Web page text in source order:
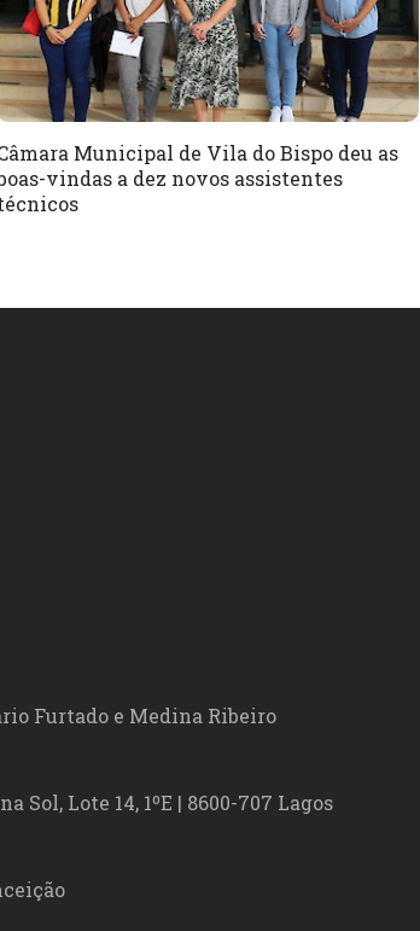
Municipal de Vila do Bispo deu as
vindas a dez novos assistentes
Furtado e Medina Ribeiro
Sol, Lote 14, 1ºE | 8600-707 Lagos